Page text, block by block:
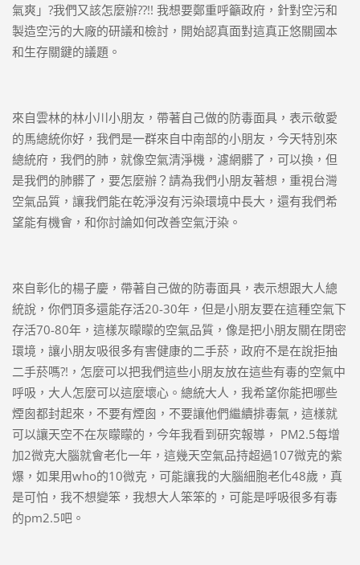
氣爽」?我們又該怎麼辦??!! 我想要鄭重呼籲政府，針對空污和
製造空污的大廠的研議和檢討，開始認真面對這真正悠關國本
和生存關鍵的議題。
來自雲林的林小川小朋友，帶著自己做的防毒面具，表示敬愛
的馬總統你好，我們是一群來自中南部的小朋友，今天特別來
總統府，我們的肺，就像空氣清淨機，濾網髒了，可以換，但
是我們的肺髒了，要怎麼辦？請為我們小朋友著想，重視台灣
空氣品質，讓我們能在乾淨沒有污染環境中長大，還有我們希
望能有機會，和你討論如何改善空氣汙染。
來自彰化的楊子慶，帶著自己做的防毒面具，表示想跟大人總
統說，你們頂多還能存活20-30年，但是小朋友要在這種空氣下
存活70-80年，這樣灰矇矇的空氣品質，像是把小朋友關在閉密
環境，讓小朋友吸很多有害健康的二手菸，政府不是在說拒抽
二手菸嗎?!，怎麼可以把我們這些小朋友放在這些有毒的空氣中
呼吸，大人怎麼可以這麼壞心。總統大人，我希望你能把哪些
煙囪都封起來，不要有煙囪，不要讓他們繼續排毒氣，這樣就
可以讓天空不在灰矇矇的，今年我看到研究報導， PM2.5每增
加2微克大腦就會老化一年，這幾天空氣品持超過107微克的紫
爆，如果用who的10微克，可能讓我的大腦細胞老化48歲，真
是可怕，我不想變笨，我想大人笨笨的，可能是呼吸很多有毒
的pm2.5吧。